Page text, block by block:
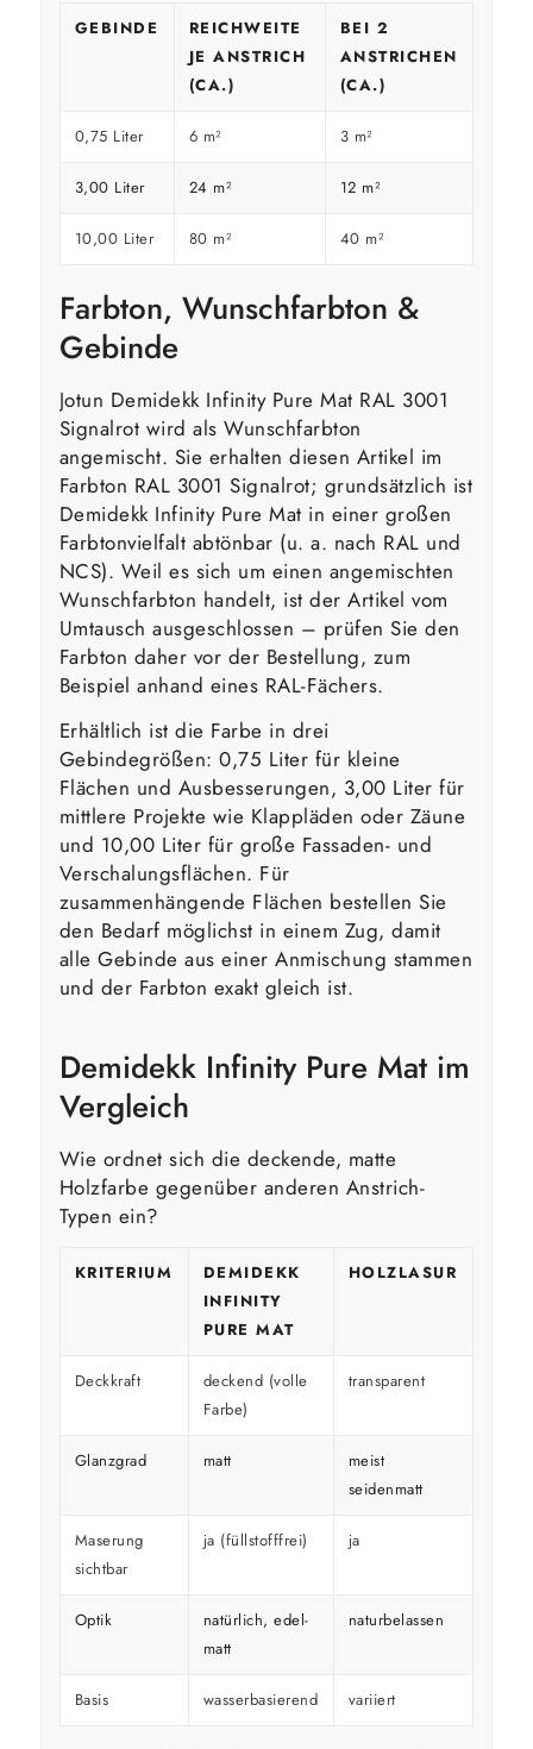
GEBINDE
REICHWEITE
JE ANSTRICH
(CA.)
BEI 2
ANSTRICHEN
(CA.)
0,75 Liter 6 m² 3 m²
3,00 Liter 24 m² 12 m²
10,00 Liter 80 m² 40 m²
Farbton, Wunschfarbton &
Gebinde
Jotun Demidekk Infinity Pure Mat RAL 3001
Signalrot wird als Wunschfarbton
angemischt. Sie erhalten diesen Artikel im
Farbton RAL 3001 Signalrot; grundsätzlich ist
Demidekk Infinity Pure Mat in einer großen
Farbtonvielfalt abtönbar (u. a. nach RAL und
NCS). Weil es sich um einen angemischten
Wunschfarbton handelt, ist der Artikel vom
Umtausch ausgeschlossen – prüfen Sie den
Farbton daher vor der Bestellung, zum
Beispiel anhand eines RAL-Fächers.
Erhältlich ist die Farbe in drei
Gebindegrößen: 0,75 Liter für kleine
Flächen und Ausbesserungen, 3,00 Liter für
mittlere Projekte wie Klappläden oder Zäune
und 10,00 Liter für große Fassaden- und
Verschalungsflächen. Für
zusammenhängende Flächen bestellen Sie
den Bedarf möglichst in einem Zug, damit
alle Gebinde aus einer Anmischung stammen
und der Farbton exakt gleich ist.
Demidekk Infinity Pure Mat im
Vergleich
Wie ordnet sich die deckende, matte
Holzfarbe gegenüber anderen Anstrich-
Typen ein?
KRITERIUM
DEMIDEKK
INFINITY
PURE MAT
HOLZLASUR
Deckkraft
deckend (volle
Farbe)
transparent
Glanzgrad matt
meist
seidenmatt
Maserung
sichtbar
ja (füllstofffrei) ja
Optik
natürlich, edel-
matt
naturbelassen
Basis wasserbasierend variiert